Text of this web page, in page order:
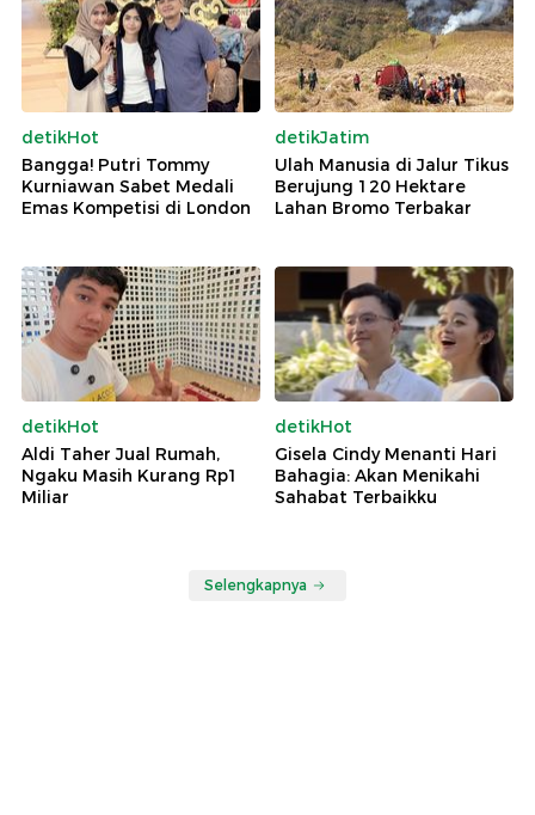
detikHot
Bangga! Putri Tommy
Kurniawan Sabet Medali
Emas Kompetisi di London
detikJatim
Ulah Manusia di Jalur Tikus
Berujung 120 Hektare
Lahan Bromo Terbakar
detikHot
Aldi Taher Jual Rumah,
Ngaku Masih Kurang Rp1
Miliar
detikHot
Gisela Cindy Menanti Hari
Bahagia: Akan Menikahi
Sahabat Terbaikku
Selengkapnya